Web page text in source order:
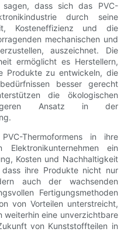
sagen, dass sich das PVC-
durch seine
Kosteneffizienz und die
mechanischen und
auszeichnet. Die
ermöglicht es Herstellern,
Produkte zu entwickeln, die
besser gerecht
die ökologischen
Ansatz in der
Thermoformens in ihre
Elektronikunternehmen ein
Kosten und Nachhaltigkeit
ihre Produkte nicht nur
auch der wachsenden
Fertigungsmethoden
von Vorteilen unterstreicht,
weiterhin eine unverzichtbare
von Kunststoffteilen in